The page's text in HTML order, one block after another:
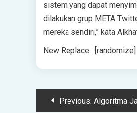
sistem yang dapat
dilakukan grup META
mereka sendiri,” kata
New Replace : [randomize]
PostPrevious: Algoritma Jalankan Kota